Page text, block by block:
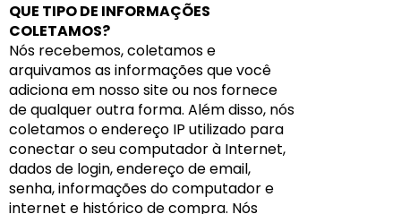
QUE TIPO DE INFORMAÇÕES
COLETAMOS?
Nós recebemos, coletamos e
arquivamos as informações que você
adiciona em nosso site ou nos fornece
de qualquer outra forma. Além disso, nós
coletamos o endereço IP utilizado para
conectar o seu computador à Internet,
dados de login, endereço de email,
senha, informações do computador e
internet e histórico de compra. Nós